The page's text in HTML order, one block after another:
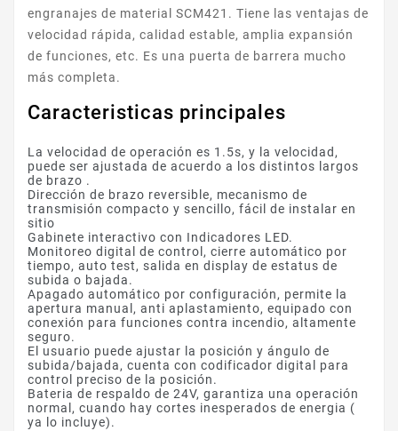
engranajes de material SCM421. Tiene las ventajas de
velocidad rápida, calidad estable, amplia expansión
de funciones, etc. Es una puerta de barrera mucho
más completa.
Caracteristicas principales
La velocidad de operación es 1.5s, y la velocidad,
puede ser ajustada de acuerdo a los distintos largos
de brazo .
Dirección de brazo reversible, mecanismo de
transmisión compacto y sencillo, fácil de instalar en
sitio
Gabinete interactivo con Indicadores LED.
Monitoreo digital de control, cierre automático por
tiempo, auto test, salida en display de estatus de
subida o bajada.
Apagado automático por configuración, permite la
apertura manual, anti aplastamiento, equipado con
conexión para funciones contra incendio, altamente
seguro.
El usuario puede ajustar la posición y ángulo de
subida/bajada, cuenta con codificador digital para
control preciso de la posición.
Bateria de respaldo de 24V, garantiza una operación
normal, cuando hay cortes inesperados de energia (
ya lo incluye).